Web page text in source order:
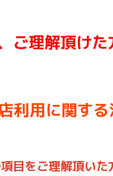
ご理解頂け
利用に関す
目をご理解頂い